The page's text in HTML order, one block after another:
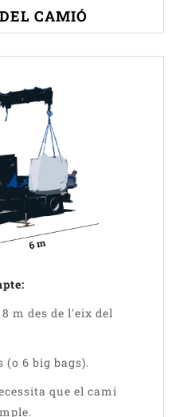
CAMIÓ
m des de l'eix del
(o 6 big bags).
que el camí